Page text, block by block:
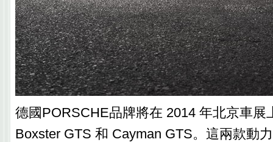
德國PORSCHE品牌將在 2014 年北京車展
Boxster GTS 和 Cayman GTS。這兩款動